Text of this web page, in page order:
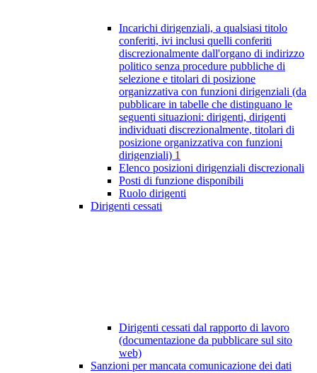
Incarichi dirigenziali, a qualsiasi titolo
conferiti, ivi inclusi quelli conferiti
discrezionalmente dall'organo di indirizzo
politico senza procedure pubbliche di
selezione e titolari di posizione
organizzativa con funzioni dirigenziali (da
pubblicare in tabelle che distinguano le
seguenti situazioni: dirigenti, dirigenti
individuati discrezionalmente, titolari di
posizione organizzativa con funzioni
dirigenziali) 1
Elenco posizioni dirigenziali discrezionali
Posti di funzione disponibili
Ruolo dirigenti
Dirigenti cessati
Dirigenti cessati dal rapporto di lavoro
(documentazione da pubblicare sul sito
web)
Sanzioni per mancata comunicazione dei dati